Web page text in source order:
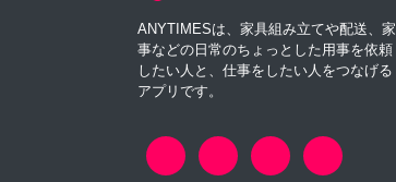
ANYTIMESは、家具組み立てや配送、家
事などの日常のちょっとした用事を依頼
したい人と、仕事をしたい人をつなげる
アプリです。